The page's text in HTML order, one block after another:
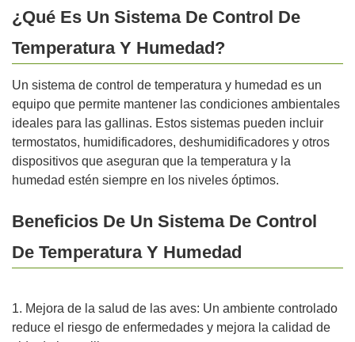
¿Qué Es Un Sistema De Control De
Temperatura Y Humedad?
Un sistema de control de temperatura y humedad es un
equipo que permite mantener las condiciones ambientales
ideales para las gallinas. Estos sistemas pueden incluir
termostatos, humidificadores, deshumidificadores y otros
dispositivos que aseguran que la temperatura y la
humedad estén siempre en los niveles óptimos.
Beneficios De Un Sistema De Control
De Temperatura Y Humedad
1. Mejora de la salud de las aves: Un ambiente controlado
reduce el riesgo de enfermedades y mejora la calidad de